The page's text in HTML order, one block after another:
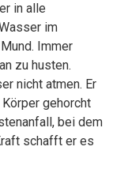
in alle
im
Immer
zu husten.
nicht atmen. Er
gehorcht
bei dem
schafft er es